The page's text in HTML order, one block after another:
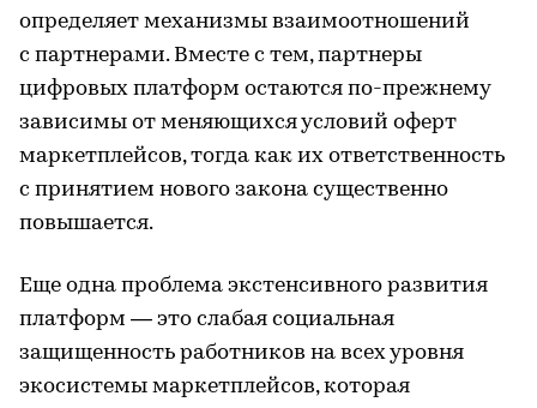
определяет механизмы взаимоотношений
с партнерами. Вместе с тем, партнеры
цифровых платформ остаются по-прежнему
зависимы от меняющихся условий оферт
маркетплейсов, тогда как их ответственность
с принятием нового закона существенно
повышается.
Еще одна проблема экстенсивного развития
платформ — это слабая социальная
защищенность работников на всех уровня
экосистемы маркетплейсов, которая